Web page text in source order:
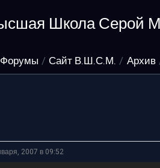
Школа Серой
Форумы Сайт В.Ш.С.М. Архив
2007 в 09:52